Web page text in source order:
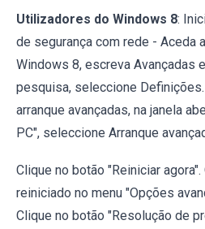
Utilizadores do Windows 8:
de segurança com rede - Aceda
Windows 8, escreva Avançadas
pesquisa, seleccione
arranque avançadas, na janela
PC", seleccione Arranque
Clique no botão "Reiniciar
reiniciado no menu "Opções
Clique no botão "Resolução de